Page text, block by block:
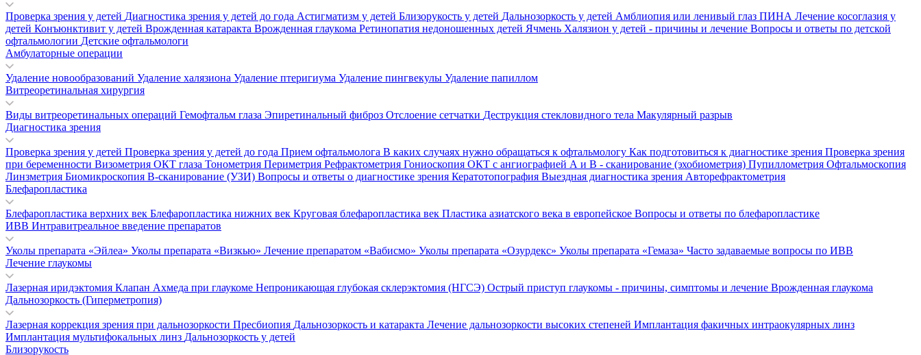
Проверка зрения у детей Диагностика зрения у детей до года Астигматизм у детей Близорукость у детей Дальнозоркость у детей Амблиопия или ленивый глаз ПИНА Лечение косоглазия у
детей Конъюнктивит у детей Врожденная катаракта Врожденная глаукома Ретинопатия недоношенных детей Ячмень Халязион у детей - причины и лечение Вопросы и ответы по детской
офтальмологии Детские офтальмологи
Амбулаторные операции
Удаление новообразований Удаление халязиона Удаление птеригиума Удаление пингвекулы Удаление папиллом
Витреоретинальная хирургия
Виды витреоретинальных операций Гемофтальм глаза Эпиретинальный фиброз Отслоение сетчатки Деструкция стекловидного тела Макулярный разрыв
Диагностика зрения
Проверка зрения у детей Проверка зрения у детей до года Прием офтальмолога В каких случаях нужно обращаться к офтальмологу Как подготовиться к диагностике зрения Проверка зрения
при беременности Визометрия ОКТ глаза Тонометрия Периметрия Рефрактометрия Гониоскопия ОКТ с ангиографией А и В - сканирование (эхобиометрия) Пупиллометрия Офтальмоскопия
Линзметрия Биомикроскопия В-сканирование (УЗИ) Вопросы и ответы о диагностике зрения Кератотопография Выездная диагностика зрения Авторефрактометрия
Блефаропластика
Блефаропластика верхних век Блефаропластика нижних век Круговая блефаропластика век Пластика азиатского века в европейское Вопросы и ответы по блефаропластике
ИВВ Интравитреальное введение препаратов
Уколы препарата «Эйлеа» Уколы препарата «Визкью» Лечение препаратом «Вабисмо» Уколы препарата «Озурдекс» Уколы препарата «Гемаза» Часто задаваемые вопросы по ИВВ
Лечение глаукомы
Лазерная иридэктомия Клапан Ахмеда при глаукоме Непроникающая глубокая склерэктомия (НГСЭ) Острый приступ глаукомы - причины, симптомы и лечение Врожденная глаукома
Дальнозоркость (Гиперметропия)
Лазерная коррекция зрения при дальнозоркости Пресбиопия Дальнозоркость и катаракта Лечение дальнозоркости высоких степеней Имплантация факичных интраокулярных линз
Имплантация мультифокальных линз Дальнозоркость у детей
Близорукость